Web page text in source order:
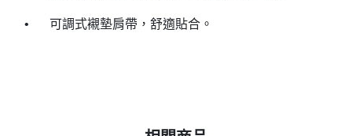
• 可調式襯墊肩帶，舒適貼合。